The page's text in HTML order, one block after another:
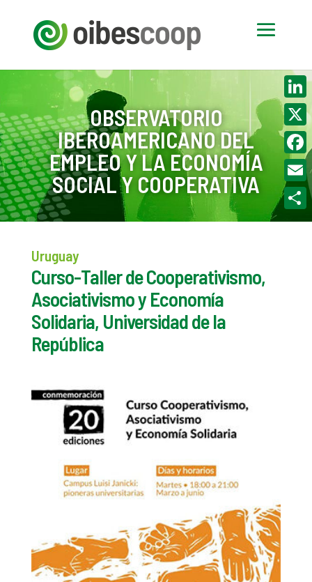
OBSERVATORIO
IBEROAMERICANO DEL
EMPLEO Y LA ECONOMÍA
SOCIAL Y COOPERATIVA
Uruguay
Curso-Taller de Cooperativismo,
Asociativismo y Economía
Solidaria, Universidad de la
República
X
Email